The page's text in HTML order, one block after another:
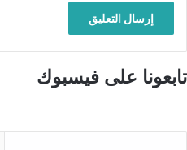
تابعونا على فيسبوك